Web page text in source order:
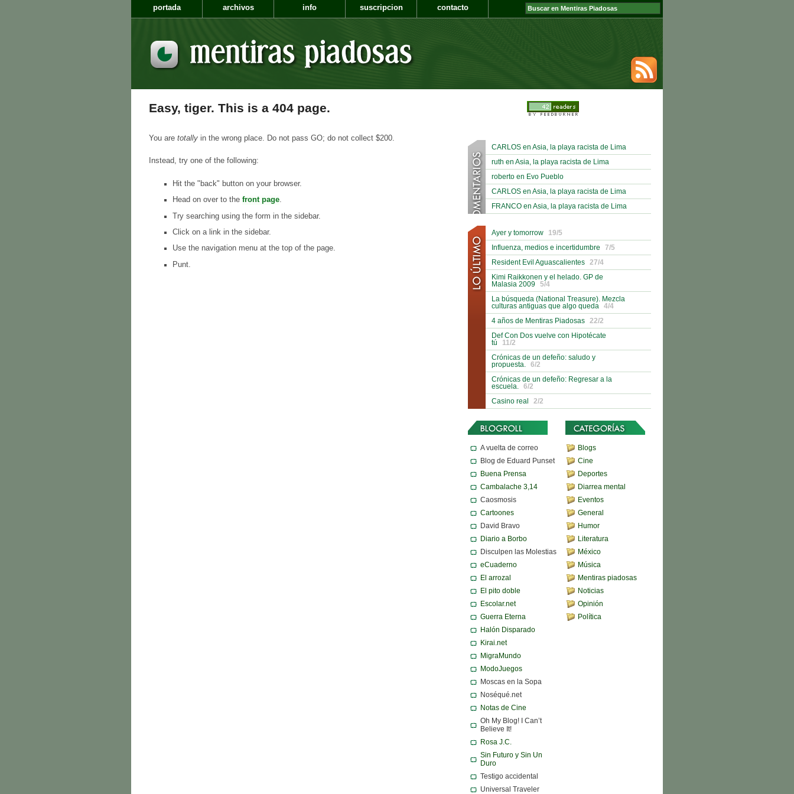
portada archivos info suscripcion contacto
Easy, tiger. This is a 404 page.
You are totally in the wrong place. Do not pass GO; do not collect $200.
Instead, try one of the following:
Hit the "back" button on your browser.
Head on over to the front page.
Try searching using the form in the sidebar.
Click on a link in the sidebar.
Use the navigation menu at the top of the page.
Punt.
CARLOS en Asia, la playa racista de Lima
ruth en Asia, la playa racista de Lima
roberto en Evo Pueblo
CARLOS en Asia, la playa racista de Lima
FRANCO en Asia, la playa racista de Lima
Ayer y tomorrow
19/5
Influenza, medios e incertidumbre
7/5
Resident Evil Aguascalientes
27/4
Kimi Raikkonen y el helado. GP de
Malasia 2009
5/4
La búsqueda (National Treasure). Mezcla
culturas antiguas que algo queda
4/4
4 años de Mentiras Piadosas
22/2
Def Con Dos vuelve con Hipotécate
tú
11/2
Crónicas de un defeño: saludo y
propuesta.
6/2
Crónicas de un defeño: Regresar a la
escuela.
6/2
Casino real
2/2
A vuelta de correo
Blog de Eduard Punset
Buena Prensa
Cambalache 3,14
Caosmosis
Cartoones
David Bravo
Diario a Borbo
Disculpen las Molestias
eCuaderno
El arrozal
El pito doble
Escolar.net
Guerra Eterna
Halón Disparado
Kirai.net
MigraMundo
ModoJuegos
Moscas en la Sopa
Noséqué.net
Notas de Cine
Oh My Blog! I Can’t
Believe It!
Rosa J.C.
Sin Futuro y Sin Un
Duro
Testigo accidental
Universal Traveler
Blogs
Cine
Deportes
Diarrea mental
Eventos
General
Humor
Literatura
México
Música
Mentiras piadosas
Noticias
Opinión
Política